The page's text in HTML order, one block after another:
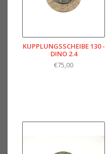
KUPPLUNGSSCHEIBE 130 -
DINO 2.4
€75,00